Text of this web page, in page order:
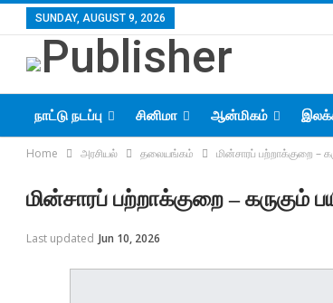
SUNDAY, AUGUST 9, 2026
நாட்டு நடப்பு சினிமா ஆன்மிகம்
Home அரசியல் தலையங்கம் மின்சாரப் பற்றாக்குறை –
மின்சாரப் பற்றாக்குறை – கருகும்
Last updated Jun 10, 2026